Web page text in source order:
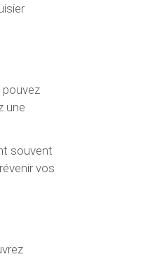
une
souvent
vos